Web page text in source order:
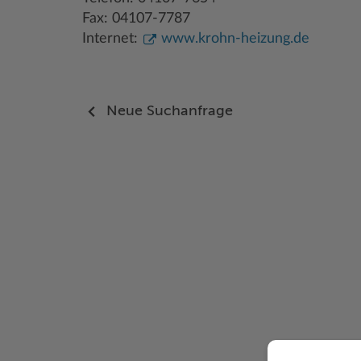
Fax: 04107-7787
Internet:
www.krohn-heizung.de
Neue Suchanfrage